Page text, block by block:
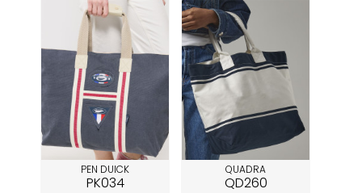
PEN DUICK
PK034
QUADRA
QD260